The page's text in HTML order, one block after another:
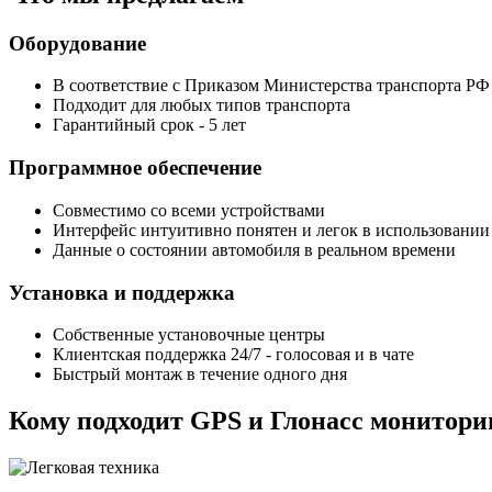
Оборудование
В соответствие с Приказом Министерства транспорта
Подходит для любых типов транспорта
Гарантийный срок - 5 лет
Программное обеспечение
Совместимо со всеми устройствами
Интерфейс интуитивно понятен и легок в использовании
Данные о состоянии автомобиля в реальном времени
Установка и поддержка
Собственные установочные центры
Клиентская поддержка 24/7 - голосовая и в чате
Быстрый монтаж в течение одного дня
Кому подходит GPS и Глонасс